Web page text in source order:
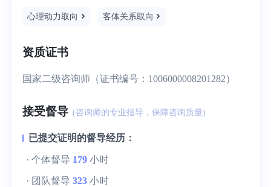
心理动力取向 客体关系取向
资质证书
国家二级咨询师（证书编号：1006000008201282）
接受督导 (咨询师的专业指导，保障咨询质量)
已提交证明的督导经历：
· 个体督导 179小时
· 团队督导 323小时